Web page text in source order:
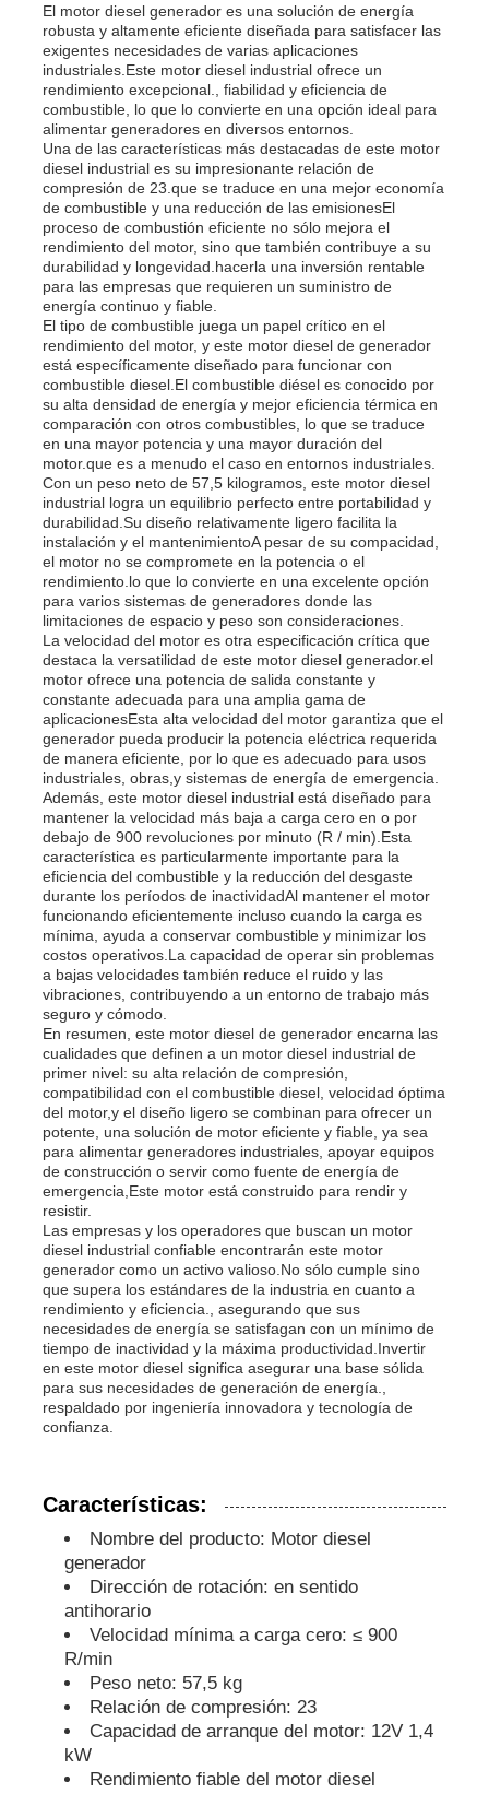
Inicio
Productos
Videos
Sobre nosotros
Visita a la fábrica
Control de Calidad
Contacto
noticias
Todos los casos
Solicitar una cotización
grupo electrógeno diésel
Conjunto de generadores de gasolina
Grupo electrógeno inversor
Grupo electrógeno portátil
Grupo electrógeno industrial
Grupo electrógeno digital
Generador de marco abierto
sistema de generador insonoro
generador del uso en el hogar
Sistema de generador del toldo
Generador de bajo ruido
Mantenimiento del generador
Grupo electrógeno de soldadura
motor diesel del generador
El motor diesel generador es una solución de energía
robusta y altamente eficiente diseñada para satisfacer las
exigentes necesidades de varias aplicaciones
industriales.Este motor diesel industrial ofrece un
rendimiento excepcional., fiabilidad y eficiencia de
combustible, lo que lo convierte en una opción ideal para
alimentar generadores en diversos entornos.
Una de las características más destacadas de este motor
diesel industrial es su impresionante relación de
compresión de 23.que se traduce en una mejor economía
de combustible y una reducción de las emisionesEl
proceso de combustión eficiente no sólo mejora el
rendimiento del motor, sino que también contribuye a su
durabilidad y longevidad.hacerla una inversión rentable
para las empresas que requieren un suministro de
energía continuo y fiable.
El tipo de combustible juega un papel crítico en el
rendimiento del motor, y este motor diesel de generador
está específicamente diseñado para funcionar con
combustible diesel.El combustible diésel es conocido por
su alta densidad de energía y mejor eficiencia térmica en
comparación con otros combustibles, lo que se traduce
en una mayor potencia y una mayor duración del
motor.que es a menudo el caso en entornos industriales.
Con un peso neto de 57,5 kilogramos, este motor diesel
industrial logra un equilibrio perfecto entre portabilidad y
durabilidad.Su diseño relativamente ligero facilita la
instalación y el mantenimientoA pesar de su compacidad,
el motor no se compromete en la potencia o el
rendimiento.lo que lo convierte en una excelente opción
para varios sistemas de generadores donde las
limitaciones de espacio y peso son consideraciones.
La velocidad del motor es otra especificación crítica que
destaca la versatilidad de este motor diesel generador.el
motor ofrece una potencia de salida constante y
constante adecuada para una amplia gama de
aplicacionesEsta alta velocidad del motor garantiza que el
generador pueda producir la potencia eléctrica requerida
de manera eficiente, por lo que es adecuado para usos
industriales, obras,y sistemas de energía de emergencia.
Además, este motor diesel industrial está diseñado para
mantener la velocidad más baja a carga cero en o por
debajo de 900 revoluciones por minuto (R / min).Esta
característica es particularmente importante para la
eficiencia del combustible y la reducción del desgaste
durante los períodos de inactividadAl mantener el motor
funcionando eficientemente incluso cuando la carga es
mínima, ayuda a conservar combustible y minimizar los
costos operativos.La capacidad de operar sin problemas
a bajas velocidades también reduce el ruido y las
vibraciones, contribuyendo a un entorno de trabajo más
seguro y cómodo.
En resumen, este motor diesel de generador encarna las
cualidades que definen a un motor diesel industrial de
primer nivel: su alta relación de compresión,
compatibilidad con el combustible diesel, velocidad óptima
del motor,y el diseño ligero se combinan para ofrecer un
potente, una solución de motor eficiente y fiable, ya sea
para alimentar generadores industriales, apoyar equipos
de construcción o servir como fuente de energía de
emergencia,Este motor está construido para rendir y
resistir.
Las empresas y los operadores que buscan un motor
diesel industrial confiable encontrarán este motor
generador como un activo valioso.No sólo cumple sino
que supera los estándares de la industria en cuanto a
rendimiento y eficiencia., asegurando que sus
necesidades de energía se satisfagan con un mínimo de
tiempo de inactividad y la máxima productividad.Invertir
en este motor diesel significa asegurar una base sólida
para sus necesidades de generación de energía.,
respaldado por ingeniería innovadora y tecnología de
confianza.
Características:
Nombre del producto: Motor diesel
generador
Dirección de rotación: en sentido
antihorario
Velocidad mínima a carga cero: ≤ 900
R/min
Peso neto: 57,5 kg
Relación de compresión: 23
Capacidad de arranque del motor: 12V 1,4
kW
Rendimiento fiable del motor diesel